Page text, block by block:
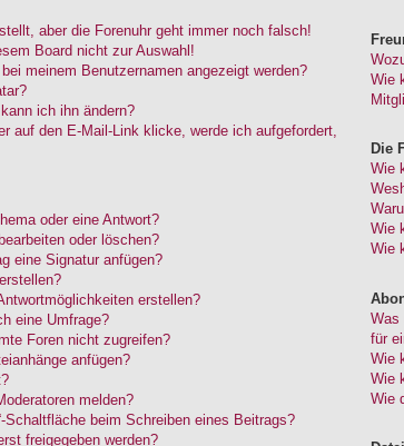
aber die Forenuhr geht immer noch falsch!
Board nicht zur Auswahl!
meinem Benutzernamen angezeigt werden?
ich ihn ändern?
auf den E-Mail-Link klicke, werde ich aufgefordert,
oder eine Antwort?
oder löschen?
eine Signatur anfügen?
erstellen?
eine Umfrage?
Foren nicht zugreifen?
anfügen?
melden?
Schaltfläche beim Schreiben eines Beitrags?
freigegeben werden?
Wie
Die
Wie
Wie
Wie
Was
für
Wie
Wie
Wie